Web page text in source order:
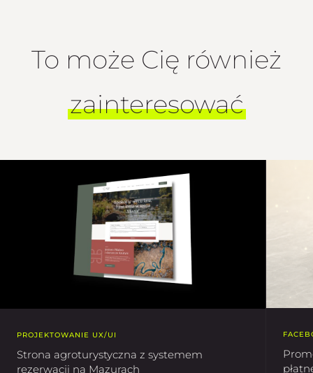
To może Cię również
zainteresować
PROJEKTOWANIE UX/UI
Strona agroturystyczna z systemem
rezerwacji na Mazurach